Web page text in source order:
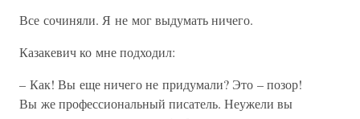
Все сочиняли. Я не мог выдумать ничего.
Казакевич ко мне подходил:
– Как! Вы еще ничего не придумали? Это – позор!
Вы же профессиональный писатель. Неужели вы